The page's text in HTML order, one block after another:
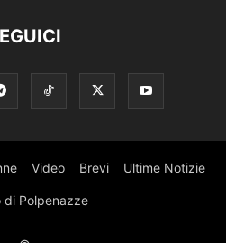
Video Brevi Ultime Notizie
di Polpenazze